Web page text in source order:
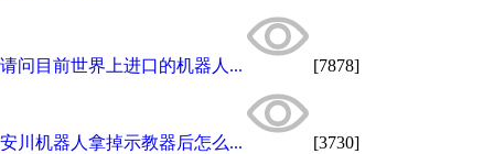
请问目前世界上进口的机器人... [7878]
安川机器人拿掉示教器后怎么... [3730]